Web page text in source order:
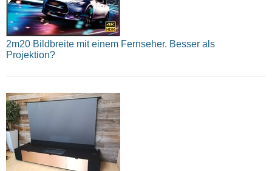
2m20 Bildbreite mit einem Fernseher. Besser als
Projektion?